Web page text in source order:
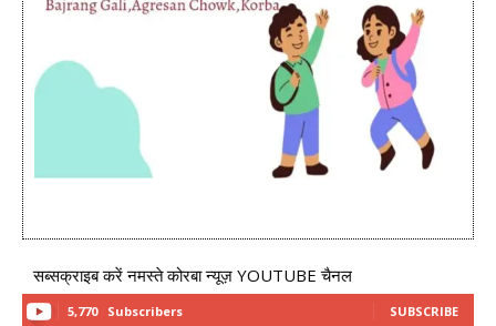
सब्सक्राइब करें नमस्ते कोरबा न्यूज़ YOUTUBE चैनल
5,770 Subscribers SUBSCRIBE